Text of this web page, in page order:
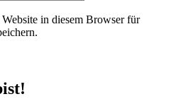
in diesem Browser für